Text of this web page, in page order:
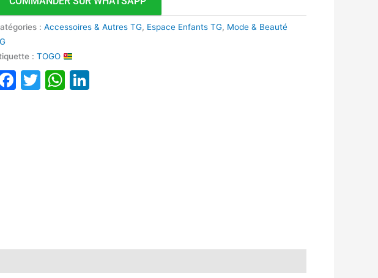
:Accessoires & Autres TG, Espace Enfants TG, Mode & Beauté
:TOGO
Facebook
TwitterWhatsApp